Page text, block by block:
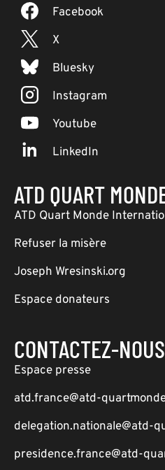
Facebook
X
Bluesky
Instagram
Youtube
LinkedIn
ATD QUART
ATD Quart Monde
Refuser la misère
Joseph Wresinski.org
Espace donateurs
CONTACTEZ-NOUS
Espace presse
atd.france@atd-
delegation.nationale@atd-
presidence.france@atd-